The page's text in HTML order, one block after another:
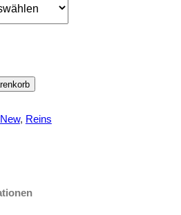
New, Reins